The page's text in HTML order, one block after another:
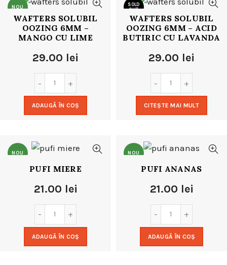
NOU
WAFTERS SOLUBIL
OOZING 6MM –
MANGO CU LIME
29.00 lei
ADAUGĂ ÎN COȘ
SOLD
OUT
NOU
WAFTERS SOLUBIL
OOZING 6MM – ACID
BUTIRIC CU LAVANDA
29.00 lei
CITEȘTE MAI MULT
NOU
PUFI MIERE
21.00 lei
ADAUGĂ ÎN COȘ
NOU
PUFI ANANAS
21.00 lei
ADAUGĂ ÎN COȘ